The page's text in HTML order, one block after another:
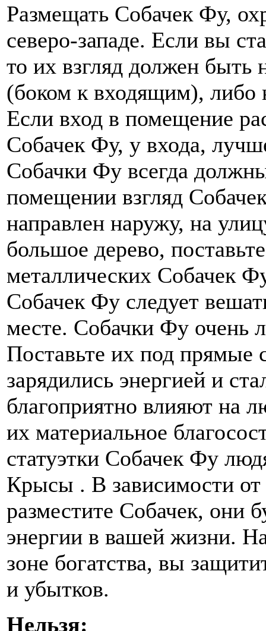
Размещать Собачек Фу,
северо-западе. Если вы
то их взгляд должен быть
(боком к входящим), либо
Если вход в помещение
Собачек Фу, у входа,
Собачки Фу всегда
помещении взгляд
направлен наружу, на
большое дерево,
металлических Собачек
Собачек Фу следует
месте. Собачки Фу очень
Поставьте их под прямые
зарядились энергией и
благоприятно влияют на
их материальное
статуэтки Собачек Фу
Крысы . В зависимости от
разместите Собачек, они
энергии в вашей жизни.
зоне богатства, вы
и убытков.
Нельзя: